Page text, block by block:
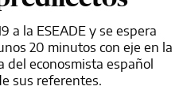
a la ESEADE y se espera
20 minutos con eje en la
del econosmista español
sus referentes.